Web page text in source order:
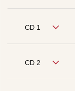
CD 1
CD 2